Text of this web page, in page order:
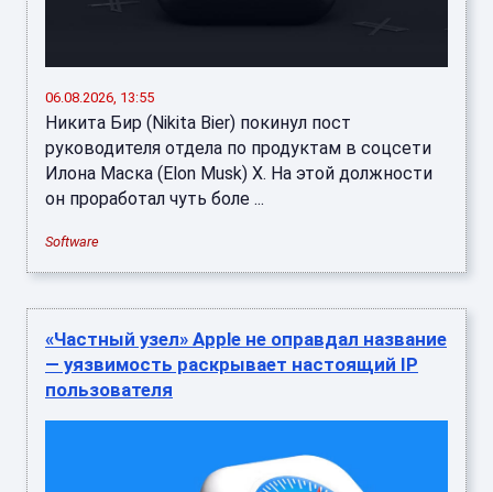
06.08.2026, 13:55
Никита Бир (Nikita Bier) покинул пост
руководителя отдела по продуктам в соцсети
Илона Маска (Elon Musk) X. На этой должности
он проработал чуть боле ...
Software
«Частный узел» Apple не оправдал название
— уязвимость раскрывает настоящий IP
пользователя